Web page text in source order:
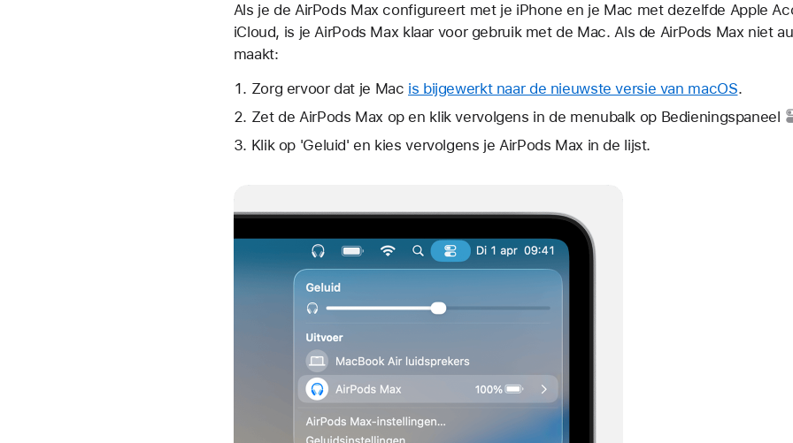
Als je de AirPods Max configureert met je iPhone en je Mac met dezelfde Apple
iCloud, is je AirPods Max klaar voor gebruik met de Mac. Als de AirPods Max niet
maakt:
Zorg ervoor dat je Mac is bijgewerkt naar de nieuwste versie van macOS.
Zet de AirPods Max op en klik vervolgens in de menubalk op Bedieningspaneel
Klik op 'Geluid' en kies vervolgens je AirPods Max in de lijst.